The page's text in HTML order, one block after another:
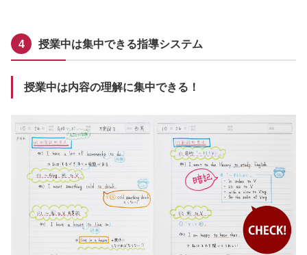
授業中は集中できる指導システム
授業中は内容の理解に集中できる！